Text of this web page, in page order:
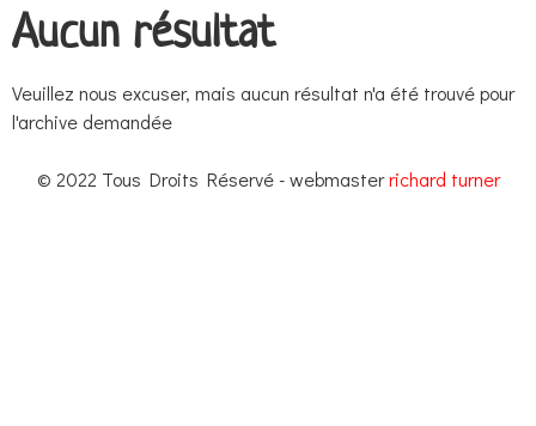
Aucun résultat
Veuillez nous excuser, mais aucun résultat n'a été trouvé pour
l'archive demandée
© 2022 Tous Droits Réservé - webmasterrichard turner